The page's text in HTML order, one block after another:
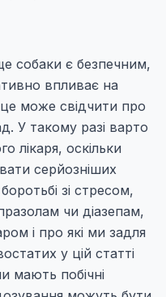
собаки є безпечним,
впливає на
може свідчити про
У такому разі варто
лікаря, оскільки
серйозніших
зі стресом,
чи діазепам,
і про які ми задля
у цій статті
мають побічні